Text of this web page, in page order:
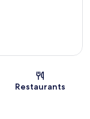
Restaurants